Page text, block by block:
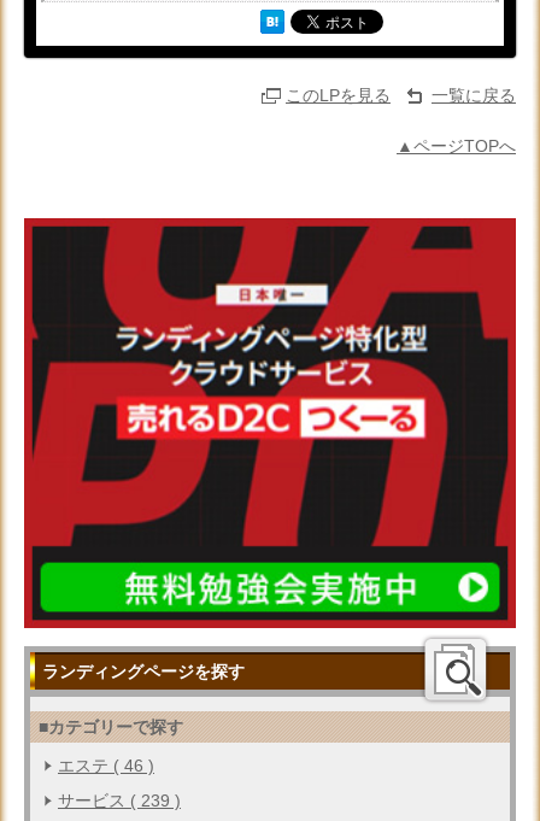
このLPを見る 一覧に戻る
▲ページTOPへ
ランディングページを探す
■カテゴリーで探す
エステ ( 46 )
サービス ( 239 )